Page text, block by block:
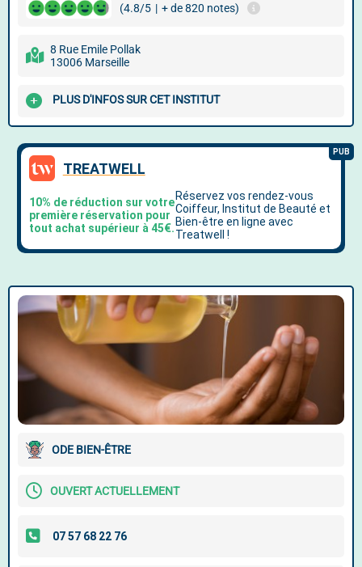
(4.8/5 | + de 820 notes)
8 Rue Emile Pollak
13006 Marseille
PLUS D'INFOS SUR CET INSTITUT
ODE BIEN-ÊTRE
OUVERT ACTUELLEMENT